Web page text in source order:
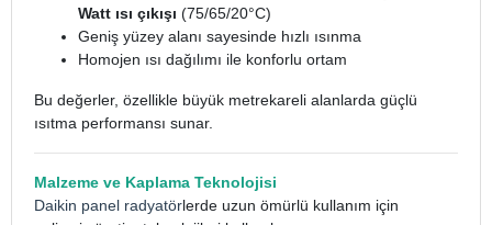
Watt ısı çıkışı (75/65/20°C)
Geniş yüzey alanı sayesinde hızlı ısınma
Homojen ısı dağılımı ile konforlu ortam
Bu değerler, özellikle büyük metrekareli alanlarda güçlü
ısıtma performansı sunar.
Malzeme ve Kaplama Teknolojisi
Daikin panel radyatörlerde uzun ömürlü kullanım için